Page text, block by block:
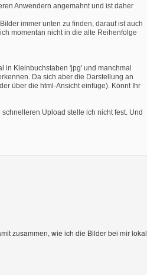
Anwendern angemahnt und ist daher
immer unten zu finden, darauf ist auch
momentan nicht in die alte Reihenfolge
in Kleinbuchstaben 'jpg' und manchmal
Da sich aber die Darstellung an
über die html-Ansicht einfüge). Könnt Ihr
Upload stelle ich nicht fest. Und
zusammen, wie ich die Bilder bei mir lokal